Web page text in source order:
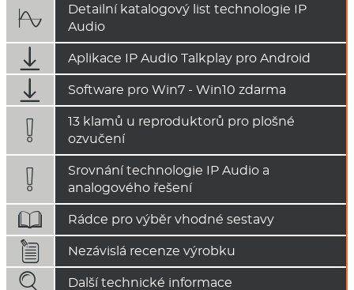

Detailní katalogový list technologie IP
Audio
 Aplikace IP Audio Talkplay pro Android
 Software pro Win7 - Win10 zdarma

13 klamů u reproduktorů pro plošné
ozvučení

Srovnání technologie IP Audio a
analogového řešení
 Rádce pro výběr vhodné sestavy
 Nezávislá recenze výrobku
 Další technické informace